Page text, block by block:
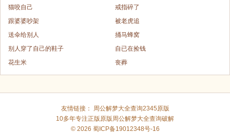
猫咬自己
戒指碎了
跟婆婆吵架
被老虎追
送伞给别人
捅马蜂窝
别人穿了自己的鞋子
自已在捡钱
花生米
丧葬
友情链接：
周公解梦大全查询2345原版
10多年专注正版原版周公解梦大全查询破解
© 2026 蜀ICP备19012348号-16